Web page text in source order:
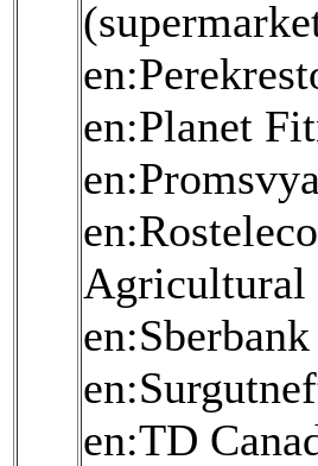
en:Planet
Agricultural
en:TD